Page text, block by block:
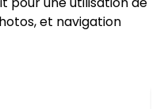
et navigation